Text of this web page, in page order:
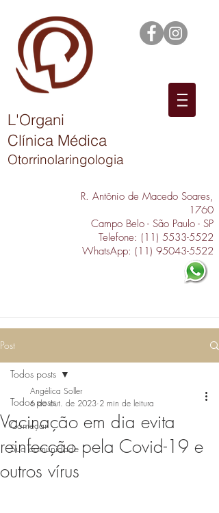
L'Organi
Clínica Médica
Otorrinolaringologia
R. Antônio de Macedo Soares,
1760
Campo Belo - São Paulo - SP
Telefone: (11) 5533-5522
WhatsApp: (11) 95043-5522
Post
Todos posts
Começar
Sua comunidade
Todos posts
Vacinação em dia evita
reinfecção pela Covid-19 e
outros vírus
Angélica Soller
6 de out. de 2023 2 min de leitura